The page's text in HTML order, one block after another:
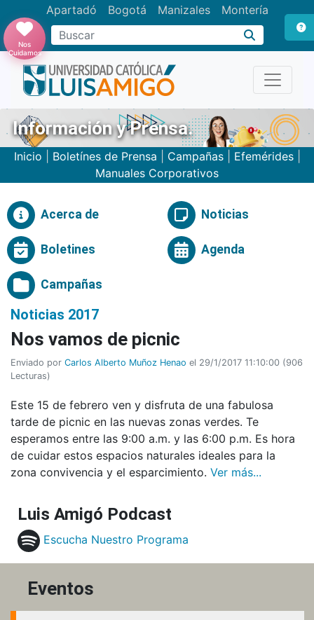
Apartadó Bogotá Manizales Montería
Buscar
Nos
Cuidamos
Información y Prensa.
Inicio Boletínes de Prensa Campañas| Efemérides|
Manuales Corporativos
Acerca de Noticias
Boletines Agenda
Campañas
Noticias 2017
Nos vamos de picnic
Enviado por Carlos Alberto Muñoz Henao el 29/1/2017 11:10:00 (906
Lecturas)
Este 15 de febrero ven y disfruta de una fabulosa
tarde de picnic en las nuevas zonas verdes. Te
esperamos entre las 9:00 a.m. y las 6:00 p.m. Es hora
de cuidar estos espacios naturales ideales para la
zona convivencia y el esparcimiento. Ver más...
Luis Amigó Podcast
Escucha Nuestro Programa
Eventos